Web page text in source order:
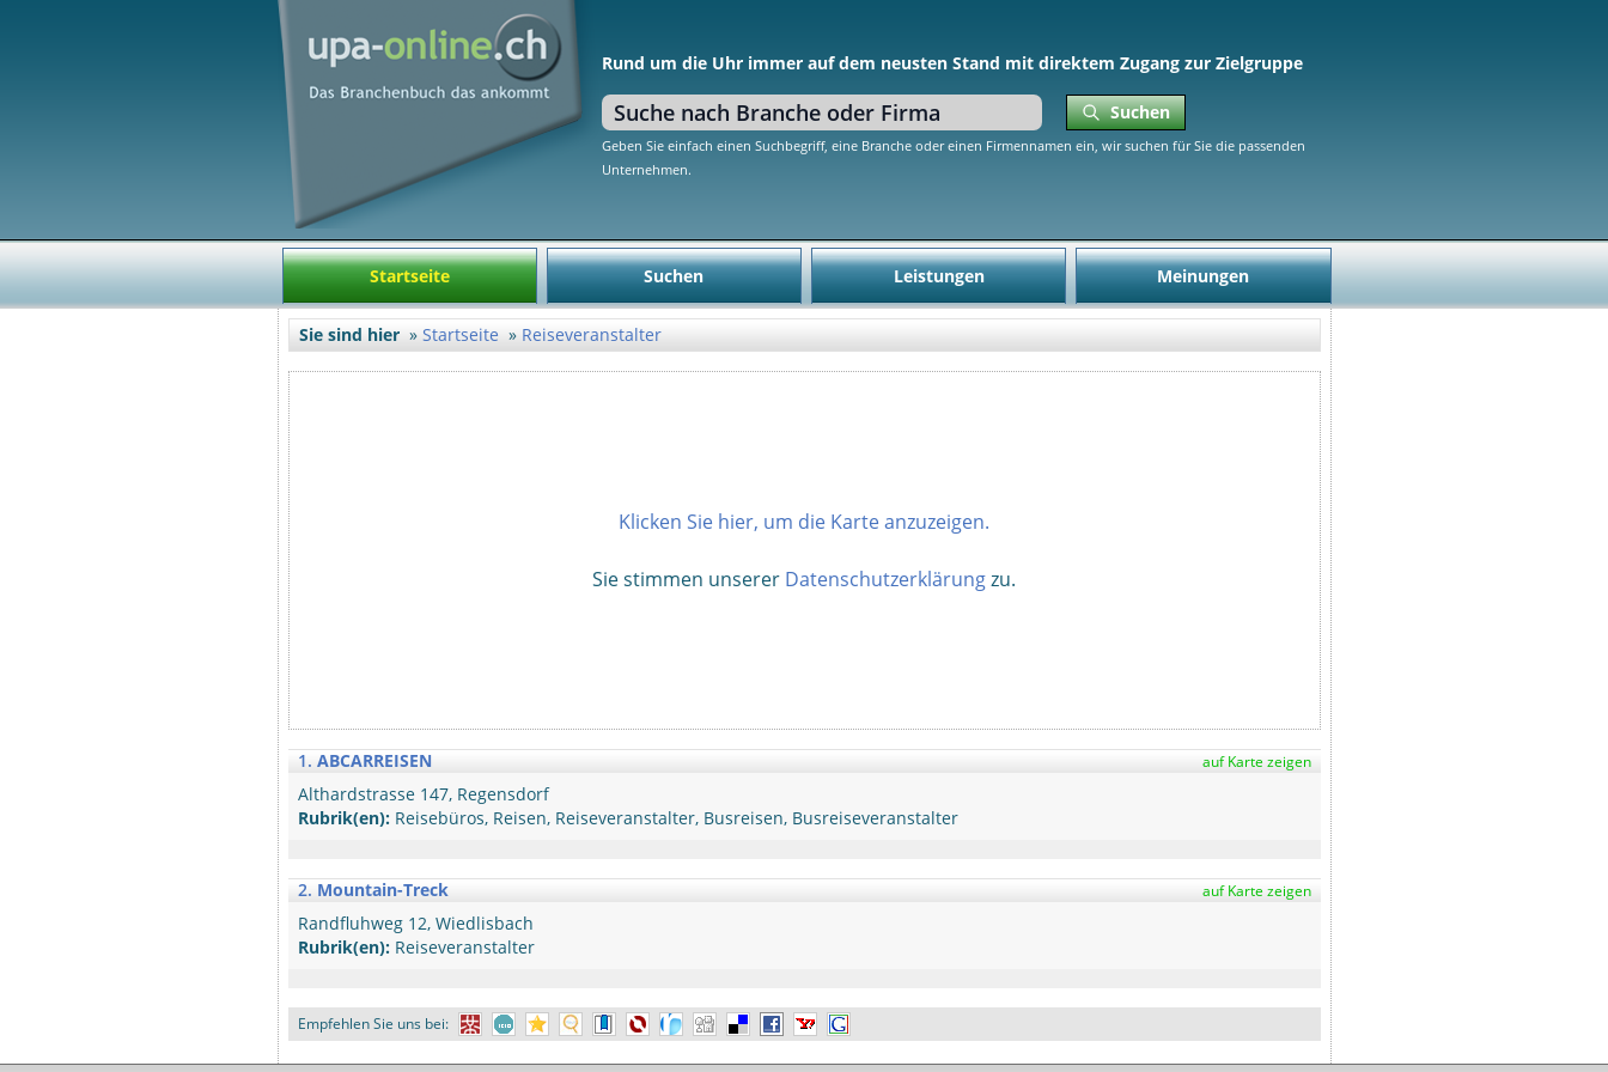
Rund um die Uhr immer auf dem neusten Stand mit direktem Zugang zur Zielgruppe
Suchen
Geben Sie einfach einen Suchbegriff, eine Branche oder einen Firmennamen ein, wir suchen für Sie die passenden
Unternehmen.
Startseite Suchen Leistungen Meinungen
Sie sind hier Startseite Reiseveranstalter
Klicken Sie hier, um die Karte anzuzeigen.
Sie stimmen unserer Datenschutzerklärungzu.
1. ABCARREISEN auf Karte zeigen
Althardstrasse 147, Regensdorf
Rubrik(en):Reisebüros, Reisen, Reiseveranstalter, Busreisen, Busreiseveranstalter
2. Mountain-Treck auf Karte zeigen
Randfluhweg 12, Wiedlisbach
Rubrik(en):Reiseveranstalter
Empfehlen Sie uns bei: